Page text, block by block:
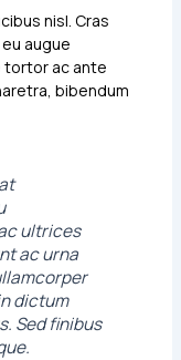
nisl. Cras
augue
tortor ac ante
bibendum
ultrices
ac urna
dictum
Sed finibus